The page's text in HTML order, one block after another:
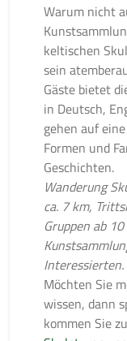
Warum nicht
keltischen
sein
Gäste bietet
in Deutsch,
gehen auf
Formen und
Geschichten.
Wanderung
ca. 7 km,
Gruppen ab
Interessierten.
Möchten Sie
wissen, dann
kommen Sie